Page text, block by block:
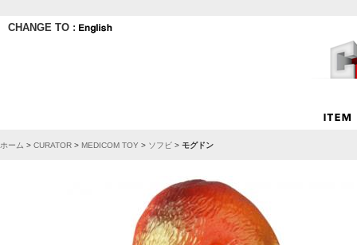
CHANGE TO :
ホーム > CURATOR > MEDICOM TOY > ソフビ > モグドン